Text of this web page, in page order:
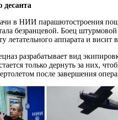
десанта
в НИИ парашютостроения
безранцевой. Боец
летательного аппарата и
разрабатывает вид
только дернуть за них,
после завершения